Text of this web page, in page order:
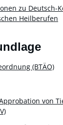
zu Deutsch-
Heilberufen
(BTÄO)
von